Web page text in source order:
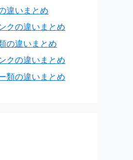
違いまとめ
クの違いまとめ
の違いまとめ
クの違いまとめ
類の違いまとめ